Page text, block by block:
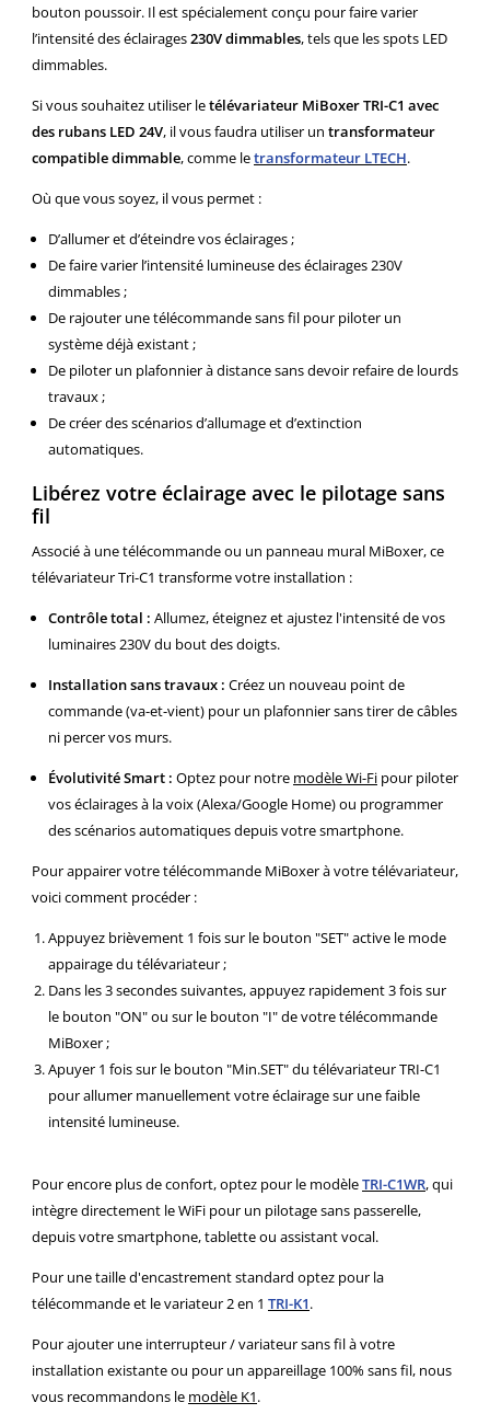
bouton poussoir. Il est spécialement conçu pour faire varier
l’intensité des éclairages230V dimmables, tels que les spots LED
dimmables.
Si vous souhaitez utiliser letélévariateur MiBoxer TRI-C1 avec
des rubans LED 24V, il vous faudra utiliser un transformateur
compatible dimmable, comme letransformateur LTECH.
Où que vous soyez, il vous permet :
D’allumer et d’éteindre vos éclairages ;
De faire varier l’intensité lumineuse des éclairages 230V
dimmables ;
De rajouter une télécommande sans fil pour piloter un
système déjà existant ;
De piloter un plafonnier à distance sans devoir refaire de lourds
travaux ;
De créer des scénarios d’allumage et d’extinction
automatiques.
Libérez votre éclairage avec le pilotage sans
fil
Associé à une télécommande ou un panneau mural MiBoxer, ce
télévariateur Tri-C1 transforme votre installation :
Contrôle total : Allumez, éteignez et ajustez l'intensité de vos
luminaires 230V du bout des doigts.
Installation sans travaux : Créez un nouveau point de
commande (va-et-vient) pour un plafonnier sans tirer de câbles
ni percer vos murs.
Évolutivité Smart : Optez pour notre modèle Wi-Fi pour piloter
vos éclairages à la voix (Alexa/Google Home) ou programmer
des scénarios automatiques depuis votre smartphone.
Pour appairer votre télécommande MiBoxer à votre télévariateur,
voici comment procéder :
Appuyez brièvement 1 fois sur le bouton "SET" active le mode
appairage du télévariateur ;
Dans les 3 secondes suivantes, appuyez rapidement 3 fois sur
le bouton "ON" ou sur le bouton "I" de votre télécommande
MiBoxer ;
Apuyer 1 fois sur le bouton "Min.SET" du télévariateur TRI-C1
pour allumer manuellement votre éclairage sur une faible
intensité lumineuse.
Pour encore plus de confort, optez pour le modèleTRI-C1WR, qui
intègre directement le WiFi pour un pilotage sans passerelle,
depuis votre smartphone, tablette ou assistant vocal.
Pour une taille d'encastrement standard optez pour la
télécommande et le variateur 2 en 1 TRI-K1.
Pour ajouter une interrupteur / variateur sans fil à votre
installation existante ou pour un appareillage 100% sans fil, nous
vous recommandons le modèle K1.